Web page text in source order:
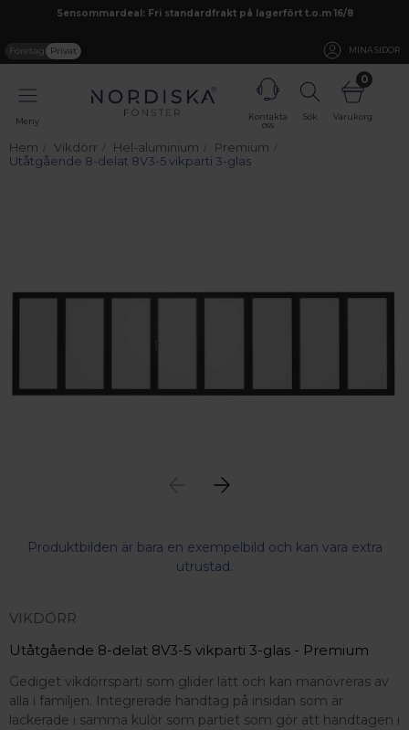
Sensommardeal: Fri standardfrakt på lagerfört t.o.m 16/8
Företag Privat MINA SIDOR
Meny
Kontakta
oss
Sök
0
Varukorg
Hem Vikdörr Hel-aluminium
Premium
Utåtgående 8-delat 8V3-5 vikparti 3-glas
Produktbilden är bara en exempelbild och kan vara extra
utrustad.
VIKDÖRR
Utåtgående 8-delat 8V3-5 vikparti 3-glas - Premium
Gediget vikdörrsparti som glider lätt och kan manövreras av
alla i familjen. Integrerade handtag på insidan som är
lackerade i samma kulör som partiet som gör att handtagen i